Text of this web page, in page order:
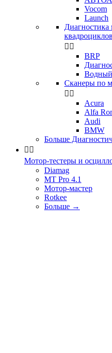
Vocom
Launch
Диагностика
 
BRP
Водный
Сканеры по
 
Acura
Alfa
Audi
BMW
Больше
 
Мотор-тестеры и
Diamag
MT Pro 4.1
Мотор-мастер
Rotkee
Больше →